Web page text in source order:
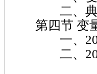
二、典型
第四节 变量
一、2025-
二、2025-